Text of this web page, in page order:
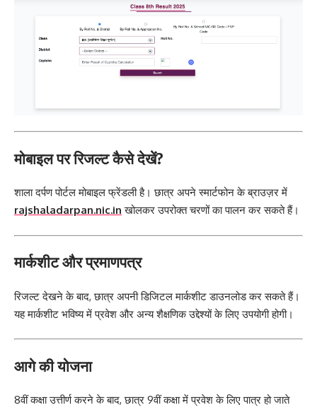
मोबाइल पर रिजल्ट कैसे देखें?
शाला दर्पण पोर्टल मोबाइल फ्रेंडली है। छात्र अपने स्मार्टफोन के ब्राउज़र में
rajshaladarpan.nic.in खोलकर उपरोक्त चरणों का पालन कर सकते हैं।
मार्कशीट और प्रमाणपत्र
रिजल्ट देखने के बाद, छात्र अपनी डिजिटल मार्कशीट डाउनलोड कर सकते हैं।
यह मार्कशीट भविष्य में प्रवेश और अन्य शैक्षणिक उद्देश्यों के लिए उपयोगी होगी।
आगे की योजना
8वीं कक्षा उत्तीर्ण करने के बाद, छात्र 9वीं कक्षा में प्रवेश के लिए पात्र हो जाते